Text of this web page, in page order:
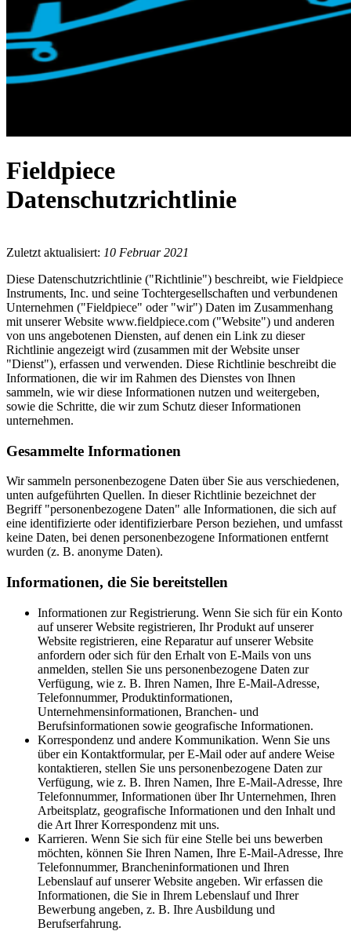
Fieldpiece
Datenschutzrichtlinie
Zuletzt aktualisiert: 10 Februar 2021
Diese Datenschutzrichtlinie ("Richtlinie") beschreibt, wie Fieldpiece
Instruments, Inc. und seine Tochtergesellschaften und verbundenen
Unternehmen ("Fieldpiece" oder "wir") Daten im Zusammenhang
mit unserer Website www.fieldpiece.com ("Website") und anderen
von uns angebotenen Diensten, auf denen ein Link zu dieser
Richtlinie angezeigt wird (zusammen mit der Website unser
"Dienst"), erfassen und verwenden. Diese Richtlinie beschreibt die
Informationen, die wir im Rahmen des Dienstes von Ihnen
sammeln, wie wir diese Informationen nutzen und weitergeben,
sowie die Schritte, die wir zum Schutz dieser Informationen
unternehmen.
Gesammelte Informationen
Wir sammeln personenbezogene Daten über Sie aus verschiedenen,
unten aufgeführten Quellen. In dieser Richtlinie bezeichnet der
Begriff "personenbezogene Daten" alle Informationen, die sich auf
eine identifizierte oder identifizierbare Person beziehen, und umfasst
keine Daten, bei denen personenbezogene Informationen entfernt
wurden (z. B. anonyme Daten).
Informationen, die Sie bereitstellen
Informationen zur Registrierung. Wenn Sie sich für ein Konto
auf unserer Website registrieren, Ihr Produkt auf unserer
Website registrieren, eine Reparatur auf unserer Website
anfordern oder sich für den Erhalt von E-Mails von uns
anmelden, stellen Sie uns personenbezogene Daten zur
Verfügung, wie z. B. Ihren Namen, Ihre E-Mail-Adresse,
Telefonnummer, Produktinformationen,
Unternehmensinformationen, Branchen- und
Berufsinformationen sowie geografische Informationen.
Korrespondenz und andere Kommunikation. Wenn Sie uns
über ein Kontaktformular, per E-Mail oder auf andere Weise
kontaktieren, stellen Sie uns personenbezogene Daten zur
Verfügung, wie z. B. Ihren Namen, Ihre E-Mail-Adresse, Ihre
Telefonnummer, Informationen über Ihr Unternehmen, Ihren
Arbeitsplatz, geografische Informationen und den Inhalt und
die Art Ihrer Korrespondenz mit uns.
Karrieren. Wenn Sie sich für eine Stelle bei uns bewerben
möchten, können Sie Ihren Namen, Ihre E-Mail-Adresse, Ihre
Telefonnummer, Brancheninformationen und Ihren
Lebenslauf auf unserer Website angeben. Wir erfassen die
Informationen, die Sie in Ihrem Lebenslauf und Ihrer
Bewerbung angeben, z. B. Ihre Ausbildung und
Berufserfahrung.